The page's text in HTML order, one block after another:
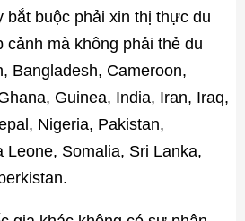
bắt buộc phải xin thị thực du
cảnh mà không phải thẻ du
Bangladesh, Cameroon,
Guinea, India, Iran, Iraq,
Nigeria, Pakistan,
Leone, Somalia, Sri Lanka,